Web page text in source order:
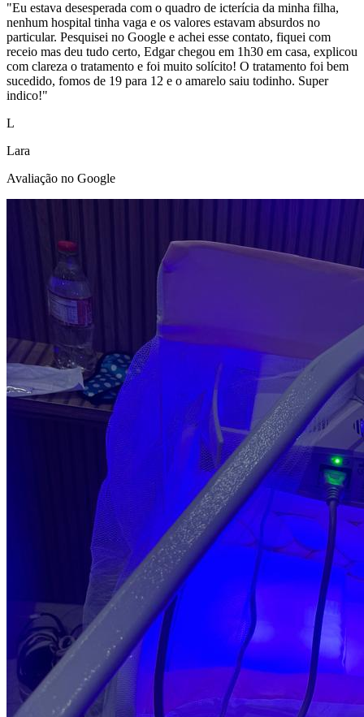
"Eu estava desesperada com o quadro de icterícia da minha filha,
nenhum hospital tinha vaga e os valores estavam absurdos no
particular. Pesquisei no Google e achei esse contato, fiquei com
receio mas deu tudo certo, Edgar chegou em 1h30 em casa, explicou
com clareza o tratamento e foi muito solícito! O tratamento foi bem
sucedido, fomos de 19 para 12 e o amarelo saiu todinho. Super
indico!"
L
Lara
Avaliação no Google